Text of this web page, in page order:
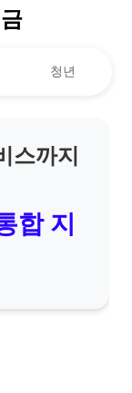
청년
스까지
합 지